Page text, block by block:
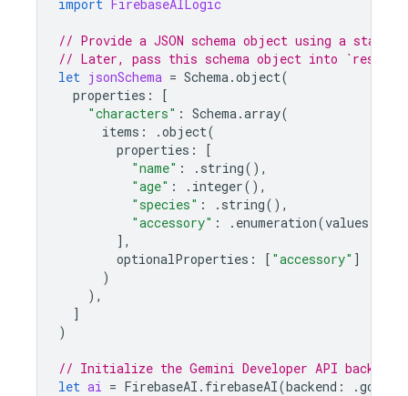
import FirebaseAILogic
// Provide a JSON schema object using a
// Later, pass this schema object into
let jsonSchema = Schema.object(
properties :
[
"characters" : Schema.array(
items : .object(
properties :
[
"name" : . string(),
"age" : . integer(),
"species" : . string(),
"accessory" : . enumeration(values
],
optionalProperties : [ "accessory" ]
)
),
]
)
// Initialize the Gemini Developer API backend
let ai = FirebaseAI . firebaseAI(backend : .